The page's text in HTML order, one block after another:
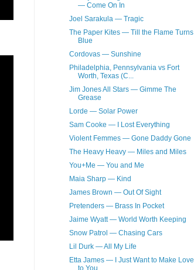
— Come On In
Joel Sarakula — Tragic
The Paper Kites — Till the Flame Turns
Blue
Cordovas — Sunshine
Philadelphia, Pennsylvania vs Fort
Worth, Texas (C...
Jim Jones All Stars — Gimme The
Grease
Lorde — Solar Power
Sam Cooke — I Lost Everything
Violent Femmes — Gone Daddy Gone
The Heavy Heavy — Miles and Miles
You+Me — You and Me
Maia Sharp — Kind
James Brown — Out Of Sight
Pretenders — Brass In Pocket
Jaime Wyatt — World Worth Keeping
Snow Patrol — Chasing Cars
Lil Durk — All My Life
Etta James — I Just Want to Make Love